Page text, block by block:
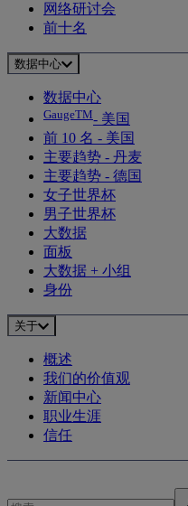
网络研讨会
前十名
数据中心
数据中心
GaugeTM- 美国
前 10 名 - 美国
主要趋势 - 丹麦
主要趋势 - 德国
女子世界杯
男子世界杯
大数据
面板
大数据 + 小组
身份
关于
概述
我们的价值观
新闻中心
职业生涯
信任
搜